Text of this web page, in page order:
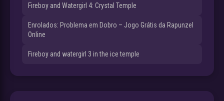
Fireboy and Watergirl 4: Crystal Temple
Enrolados: Problema em Dobro – Jogo Grátis da Rapunzel
Online
Fireboy and watergirl 3 in the ice temple